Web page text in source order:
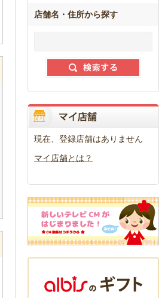
店舗名・住所から探す
現在、登録店舗はありません
マイ店舗とは？